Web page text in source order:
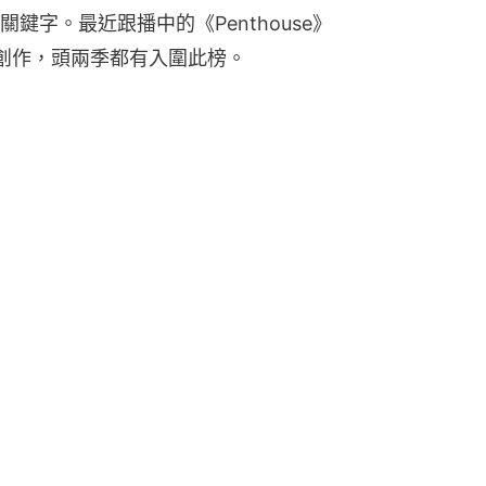
鍵字。最近跟播中的《Penthouse》
，頭兩季都有入圍此榜。